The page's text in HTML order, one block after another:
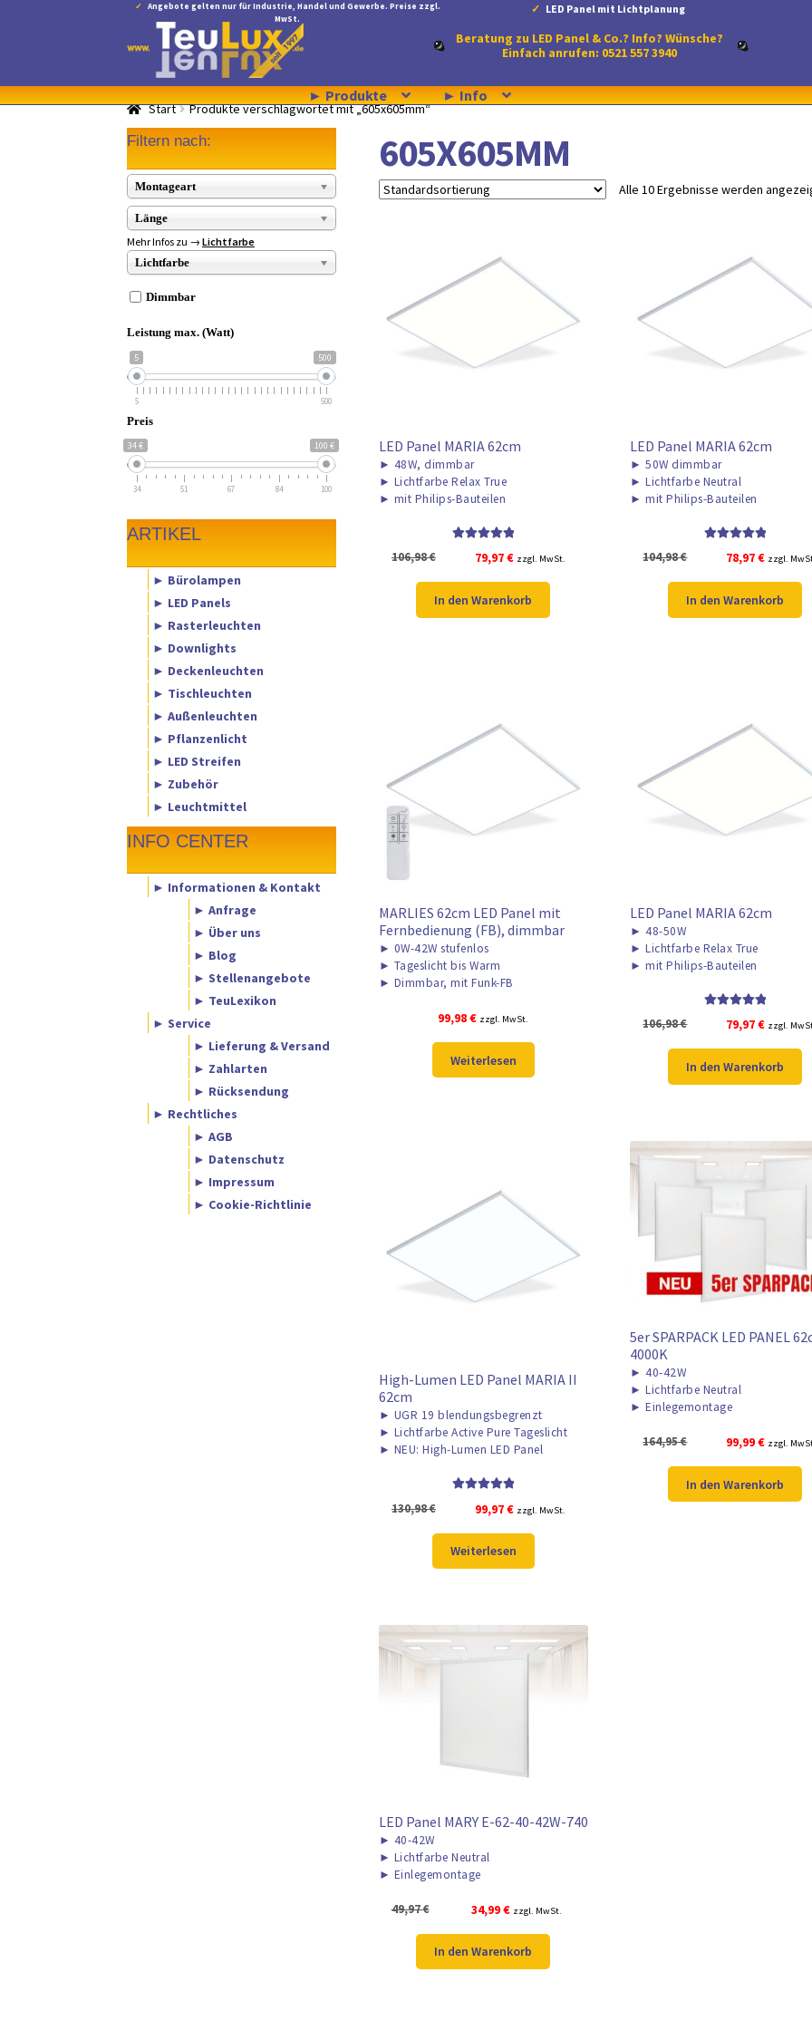
Angebote gelten nur für Industrie, Handel und Gewerbe. Preise zzgl.
MwSt.
LED Panel mit Lichtplanung
Navigation
springen
Inhalt
springen
Beratung zu LED Panel & Co.? Info? Wünsche?
Einfach anrufen: 0521 557 3940
► Produkte ► Info
Start Produkte verschlagwortet mit „605x605mm“
605X605MM
Alle 10 Ergebnisse werden
LED Panel MARIA 62cm
► 48W, dimmbar
► Lichtfarbe Relax True
► mit Philips-Bauteilen
von 5
106,98€
Ursprünglicher
war:
106,98 €
79,97€Aktueller
ist:
79,97 €.
zzgl. MwSt.
In den Warenkorb
LED Panel MARIA 62cm
► 50W dimmbar
► Lichtfarbe Neutral
► mit Philips-Bauteilen
von 5
104,98€
Ursprünglicher
war:
104,98 €
78,97€
ist:
78,97 €.
zzgl.
In den Warenkorb
MARLIES 62cm LED Panel mit
Fernbedienung (FB), dimmbar
► 0W-42W stufenlos
► Tageslicht bis Warm
► Dimmbar, mit Funk-FB
99,98€ zzgl. MwSt.
Weiterlesen
LED Panel MARIA 62cm
► 48-50W
► Lichtfarbe Relax True
► mit Philips-Bauteilen
von 5
106,98€
Ursprünglicher
war:
106,98 €
79,97€
ist:
79,97 €.
zzgl.
In den Warenkorb
High-Lumen LED Panel MARIA II
62cm
► UGR 19 blendungsbegrenzt
► Lichtfarbe Active Pure Tageslicht
► NEU: High-Lumen LED Panel
5.00von 5
130,98€
Ursprünglicher
war:
130,98 €
99,97€Aktueller
ist:
99,97 €.
zzgl. MwSt.
Weiterlesen
5er SPARPACK LED PANEL
4000K
► 40-42W
► Lichtfarbe Neutral
► Einlegemontage
164,95€
Ursprünglicher
war:
164,95 €
99,99€
ist:
99,99 €.
zzgl.
In den Warenkorb
LED Panel MARY E-62-40-42W-740
► 40-42W
► Lichtfarbe Neutral
► Einlegemontage
49,97€
Ursprünglicher
war:
49,97 €
34,99€Aktueller
ist:
34,99 €.
zzgl. MwSt.
In den Warenkorb
Filtern nach:
Montageart
Länge
Mehr Infos zu →Lichtfarbe
Lichtfarbe
Dimmbar
Leistung max. (Watt)
5 500
5 500
Preis
34 € 100 €
34 51 67 84 100
ARTIKEL
► Bürolampen
► LED Panels
► Rasterleuchten
► Downlights
► Deckenleuchten
► Tischleuchten
► Außenleuchten
► Pflanzenlicht
► LED Streifen
► Zubehör
► Leuchtmittel
INFO CENTER
► Informationen & Kontakt
► Anfrage
► Über uns
► Blog
► Stellenangebote
► TeuLexikon
► Service
► Lieferung & Versand
► Zahlarten
► Rücksendung
► Rechtliches
► AGB
► Datenschutz
► Impressum
► Cookie-Richtlinie